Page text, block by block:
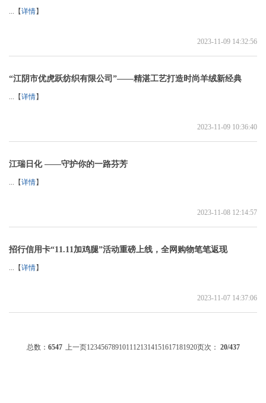
...【详情】
2023-11-09 14:32:56
“江阴市优虎跃纺织有限公司”——精湛工艺打造时尚羊绒新经典
...【详情】
2023-11-09 10:36:40
江瑞日化 ——守护你的一路芬芳
...【详情】
2023-11-08 12:14:57
招行信用卡“11.11加鸡腿”活动重磅上线，全网购物笔笔返现
...【详情】
2023-11-07 14:37:06
总数： 6547 上一页1234567891011121314151617181920页次： 20/437